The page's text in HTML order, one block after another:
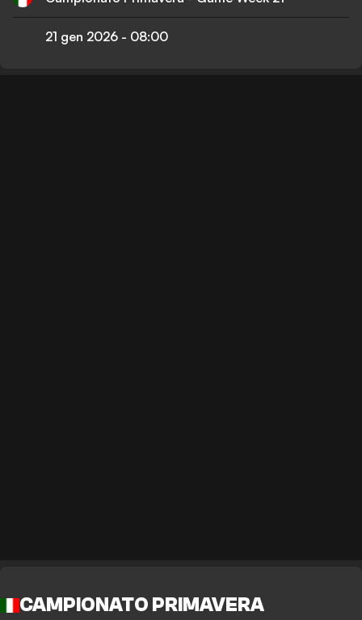
21 gen 2026 - 08:00
CAMPIONATO PRIMAVERA